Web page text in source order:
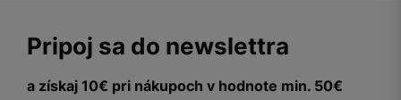
Pripoj sa do newslettra
a získaj 10€ pri nákupoch v hodnote min. 50€